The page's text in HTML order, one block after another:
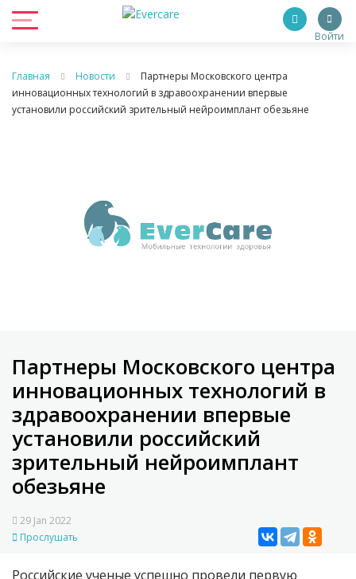
Войти
Главная Новости
Партнеры Московского центра
инновационных технологий в здравоохранении впервые
установили российский зрительный нейроимплант обезьяне
Партнеры Московского центра
инновационных технологий в
здравоохранении впервые
установили российский
зрительный нейроимплант
обезьяне
29 Jan 2022
Прослушать
Российские ученые успешно провели первую